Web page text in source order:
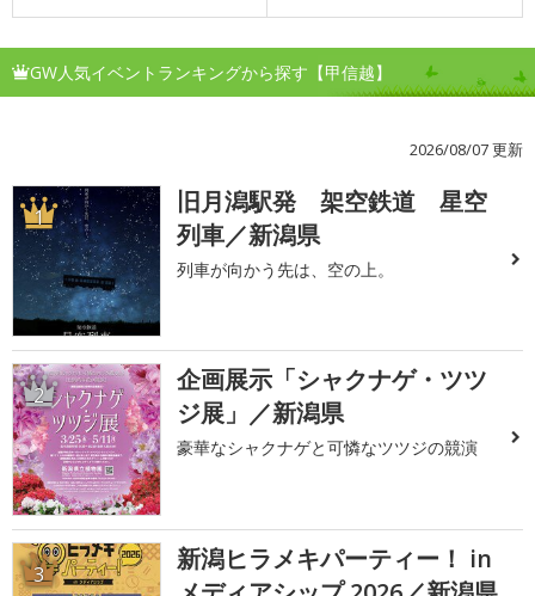
GW人気イベントランキングから探す【甲信越】
2026/08/07 更新
1
旧月潟駅発 架空鉄道 星空
列車／新潟県
列車が向かう先は、空の上。
2
企画展示「シャクナゲ・ツツ
ジ展」／新潟県
豪華なシャクナゲと可憐なツツジの競演
3
新潟ヒラメキパーティー！ in